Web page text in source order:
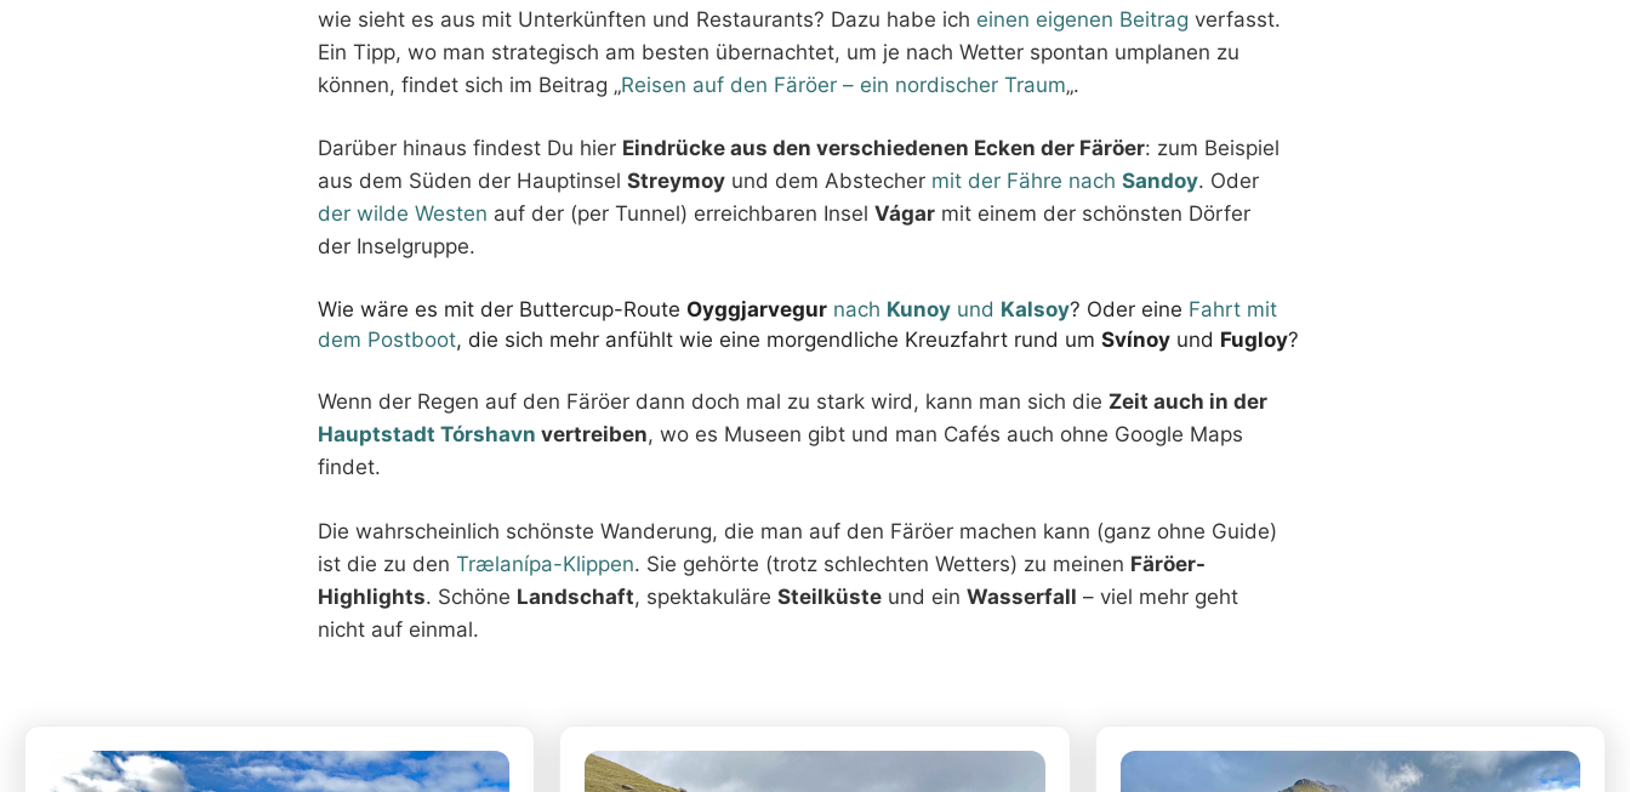
wie sieht es aus mit Unterkünften und Restaurants? Dazu habe ich einen eigenen Beitrag verfasst.
Ein Tipp, wo man strategisch am besten übernachtet, um je nach Wetter spontan umplanen zu
können, findet sich im Beitrag „Reisen auf den Färöer – ein nordischer Traum„.
Darüber hinaus findest Du hier Eindrücke aus den verschiedenen Ecken der Färöer: zum Beispiel
aus dem Süden der Hauptinsel Streymoy und dem Abstecher mit der Fähre nach Sandoy. Oder
der wilde Westen auf der (per Tunnel) erreichbaren Insel Vágar mit einem der schönsten Dörfer
der Inselgruppe.
Wie wäre es mit der Buttercup-Route Oyggjarvegur nach Kunoy und Kalsoy? Oder eine Fahrt mit
dem Postboot, die sich mehr anfühlt wie eine morgendliche Kreuzfahrt rund um Svínoy und Fugloy?
Wenn der Regen auf den Färöer dann doch mal zu stark wird, kann man sich die Zeit auch in der
Hauptstadt Tórshavn vertreiben, wo es Museen gibt und man Cafés auch ohne Google Maps
findet.
Die wahrscheinlich schönste Wanderung, die man auf den Färöer machen kann (ganz ohne Guide)
ist die zu den Trælanípa-Klippen. Sie gehörte (trotz schlechten Wetters) zu meinen Färöer-
Highlights. Schöne Landschaft, spektakuläre Steilküste und ein Wasserfall – viel mehr geht
nicht auf einmal.